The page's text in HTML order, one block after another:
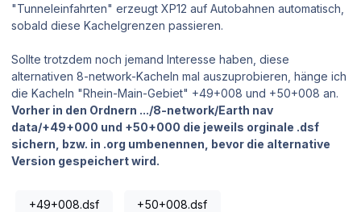
"Tunneleinfahrten" erzeugt XP12 auf Autobahnen automatisch,
sobald diese Kachelgrenzen passieren.
Sollte trotzdem noch jemand Interesse haben, diese
alternativen 8-network-Kacheln mal auszuprobieren, hänge ich
die Kacheln "Rhein-Main-Gebiet" +49+008 und +50+008 an.
Vorher in den Ordnern .../8-network/Earth nav
data/+49+000 und +50+000 die jeweils orginale .dsf
sichern, bzw. in .org umbenennen, bevor die alternative
Version gespeichert wird.
+49+008.dsf +50+008.dsf